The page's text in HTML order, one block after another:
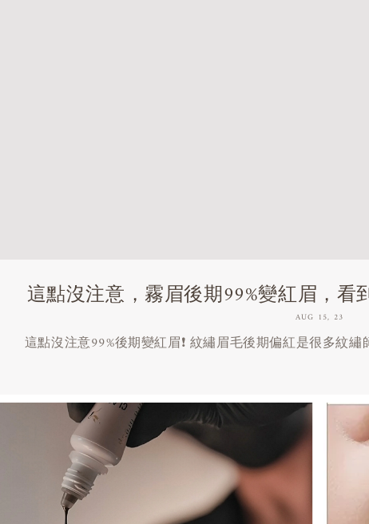
這點沒注意，霧眉後期99%變紅眉，看
AUG 15, 23
這點沒注意99%後期變紅眉❗️ 紋繡眉毛後期偏紅是很多紋